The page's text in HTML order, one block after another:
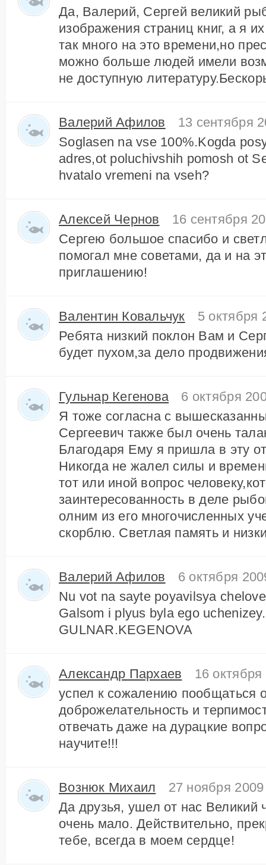
Да, Валерий, Сергей великий
изображения страниц книг, а я
так много на это времени,но
можно больше людей имели
не доступную
Валерий Афилов
13 сентября
Soglasen na vse 100%.Kogda
adres,ot poluchivshih pomosh ot
hvatalo vremeni na vseh?
Алексей Чернов
16 сентября
Сергею большое спасибо и
помогал мне советами, да и на
приглашению!
Валентин Ковальчук
5 октября
Ребята низкий поклон Вам и
будет пухом,за дело
Гульнар Кегенова
6 октября
Я тоже согласна с
Сергеевич также был очень
Благодаря Ему я пришла в эту
Никогда не жалел силы и
тот или иной вопрос
заинтересованность в деле
олним из его многочисленных
скорблю. Светлая память и
Валерий Афилов
6 октября
Nu vot na sayte poyavilsya
Galsom i plyus byla ego
GULNAR.KEGENOVA
Александр Пархаев
16
успел к сожалению пообщаться
доброжелательность и
отвечать даже на дурацкие
научите!!!
Вознюк Михаил
27 ноября
Да друзья, ушел от нас Великий
очень мало. Действительно,
тебе, всегда в моем сердце!